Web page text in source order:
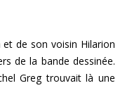
de son voisin Hilarion
de la bande dessinée.
Greg trouvait là une